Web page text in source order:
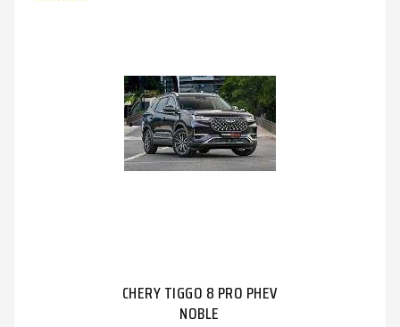
CHERY TIGGO 8 PRO PHEV
NOBLE